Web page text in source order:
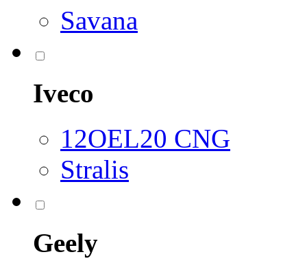
Savana
Iveco
12OEL20 CNG
Stralis
Geely